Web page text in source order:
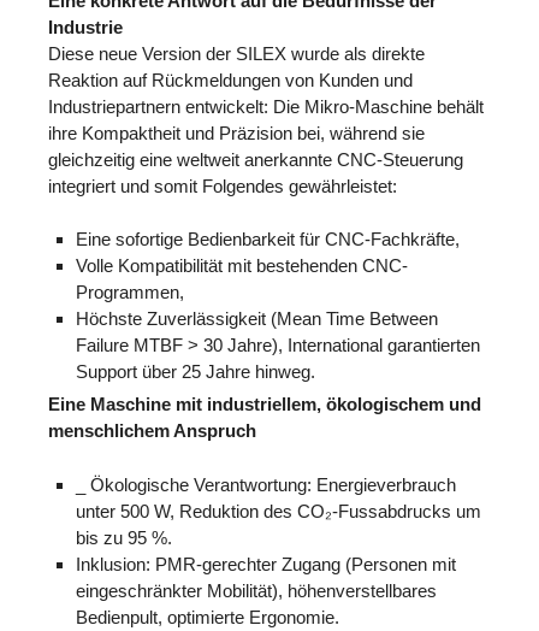
Industrie
Diese neue Version der SILEX wurde als direkte
Reaktion auf Rückmeldungen von Kunden und
Industriepartnern entwickelt: Die Mikro-Maschine behält
ihre Kompaktheit und Präzision bei, während sie
gleichzeitig eine weltweit anerkannte CNC-Steuerung
integriert und somit Folgendes gewährleistet:
Eine sofortige Bedienbarkeit für CNC-Fachkräfte,
Volle Kompatibilität mit bestehenden CNC-
Programmen,
Höchste Zuverlässigkeit (Mean Time Between
Failure MTBF > 30 Jahre), International garantierten
Support über 25 Jahre hinweg.
Eine Maschine mit industriellem, ökologischem und
menschlichem Anspruch
_ Ökologische Verantwortung: Energieverbrauch
unter 500 W, Reduktion des CO₂-Fussabdrucks um
bis zu 95 %.
Inklusion: PMR-gerechter Zugang (Personen mit
eingeschränkter Mobilität), höhenverstellbares
Bedienpult, optimierte Ergonomie.